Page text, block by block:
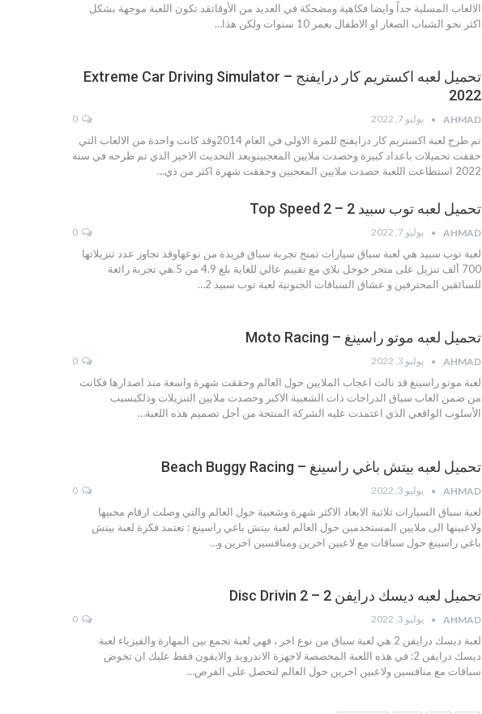
الالعاب المسلية جداً وايضا فكاهية ومضحكة في العديد من الأوقاتقد تكون اللعبة موجهة بشكل
اكثر نحو الشباب الصغار او الاطفال بعمر 10 سنوات ولكن هذا
…
تحميل لعبه اكستريم كار درايفنج – Extreme Car Driving Simulator
2022
AHMAD يوليو 7, 2022 0
تم طرح لعبة اكستريم كار درايفنج للمرة الاولى في العام 2014وقد كانت واحدة من الالعاب التي
حققت تحميلات باعداد كبيرة وحصدت ملايين المعجبينوبعد التحديث الاخير الذي تم طرحه في سنة
2022 استطاعت اللعبة حصدت ملايين المعجبين وحققت شهرة اكثر من ذي
…
تحميل لعبه توب سبيد 2 – Top Speed 2
AHMAD يوليو 7, 2022 0
لعبة توب سبيد هي لعبة سباق سيارات تمنح تجربة سباق فريدة من نوعهاوقد تجاوز عدد تنزيلاتها
700 ألف تنزيل على متجر جوجل بلاي مع تقييم عالي للغاية بلغ 4.9 من 5.هي تجربة رائعة
للسائقين المحترفين و عشاق السباقات الجنونية لعبة توب سبيد 2 …
تحميل لعبه موتو راسينغ – Moto Racing
AHMAD يوليو 3, 2022 0
لعبة موتو راسينغ قد نالت اعجاب الملايين حول العالم وحققت شهرة واسعة منذ اصدارها فكانت
من ضمن العاب سباق الدراجات ذات الشعبية الاكبر وحصدت ملايين التنزيلات وذلكبسبب
الأسلوب الواقعي الذي اعتمدت عليه الشركة المنتجة من أجل تصميم هذه اللعبة…
تحميل لعبه بيتش باغي راسينغ – Beach Buggy Racing
AHMAD يوليو 3, 2022 0
لعبة سباق السيارات ثلاثية الابعاد الاكثر شهرة وشعبية حول العالم والتي وصلت ارقام محبيها
ولاعبينها الى ملايين المستخدمين حول العالم لعبة بيتش باغي راسينغ : تعتمد فكرة لعبة بيتش
باغي راسينغ حول سباقات مع لاعبين اخرين ومنافسين اخرين و…
تحميل لعبه ديسك درايفن 2 – Disc Drivin 2
AHMAD يوليو 3, 2022 0
لعبة ديسك درايفن 2 هي لعبة سباق من نوع اخر ، فهي لعبة تجمع بين المهارة والفيزياء
لعبة
ديسك درايفن 2:
في هذه اللعبة المخصصة لاجهزة الاندرويد والايفون فقط عليك ان تخوض
سباقات مع منافسين ولاعبين اخرين حول العالم لتحصل على القرص…